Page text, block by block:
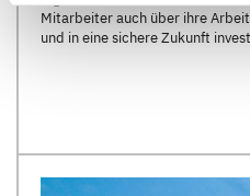
and not required to use our
selected settings at any
Mitarbeiter auch über ihre
und in eine sichere Zukunft